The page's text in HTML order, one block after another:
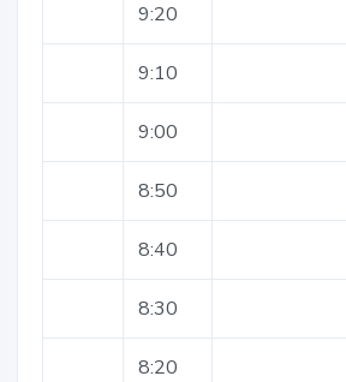
9:20
9:10
9:00
8:50
8:40
8:30
8:20